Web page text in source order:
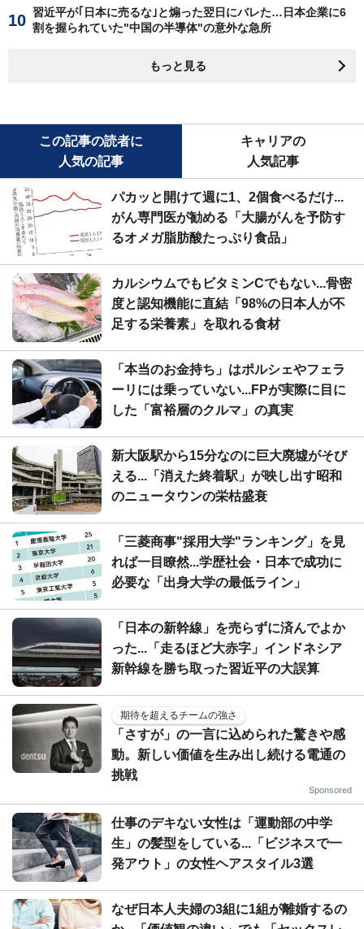
習近平が｢日本に売るな｣と煽った翌日にバレた…日本企業に6
割を握られていた"中国の半導体"の意外な急所
もっと見る
この記事の読者に
人気の記事
キャリアの
人気記事
パカッと開けて週に1、2個食べるだけ...
がん専門医が勧める「大腸がんを予防す
るオメガ脂肪酸たっぷり食品」
カルシウムでもビタミンCでもない...骨密
度と認知機能に直結「98%の日本人が不
足する栄養素」を取れる食材
「本当のお金持ち」はポルシェやフェラ
ーリには乗っていない...FPが実際に目に
した「富裕層のクルマ」の真実
新大阪駅から15分なのに巨大廃墟がそび
える...「消えた終着駅」が映し出す昭和
のニュータウンの栄枯盛衰
「三菱商事"採用大学"ランキング」を見
れば一目瞭然...学歴社会・日本で成功に
必要な「出身大学の最低ライン」
「日本の新幹線」を売らずに済んでよか
った...「走るほど大赤字」インドネシア
新幹線を勝ち取った習近平の大誤算
期待を超えるチームの強さ
「さすが」の一言に込められた驚きや感
動。新しい価値を生み出し続ける電通の
挑戦
Sponsored
仕事のデキない女性は「運動部の中学
生」の髪型をしている...「ビジネスで一
発アウト」の女性ヘアスタイル3選
なぜ日本人夫婦の3組に1組が離婚するの